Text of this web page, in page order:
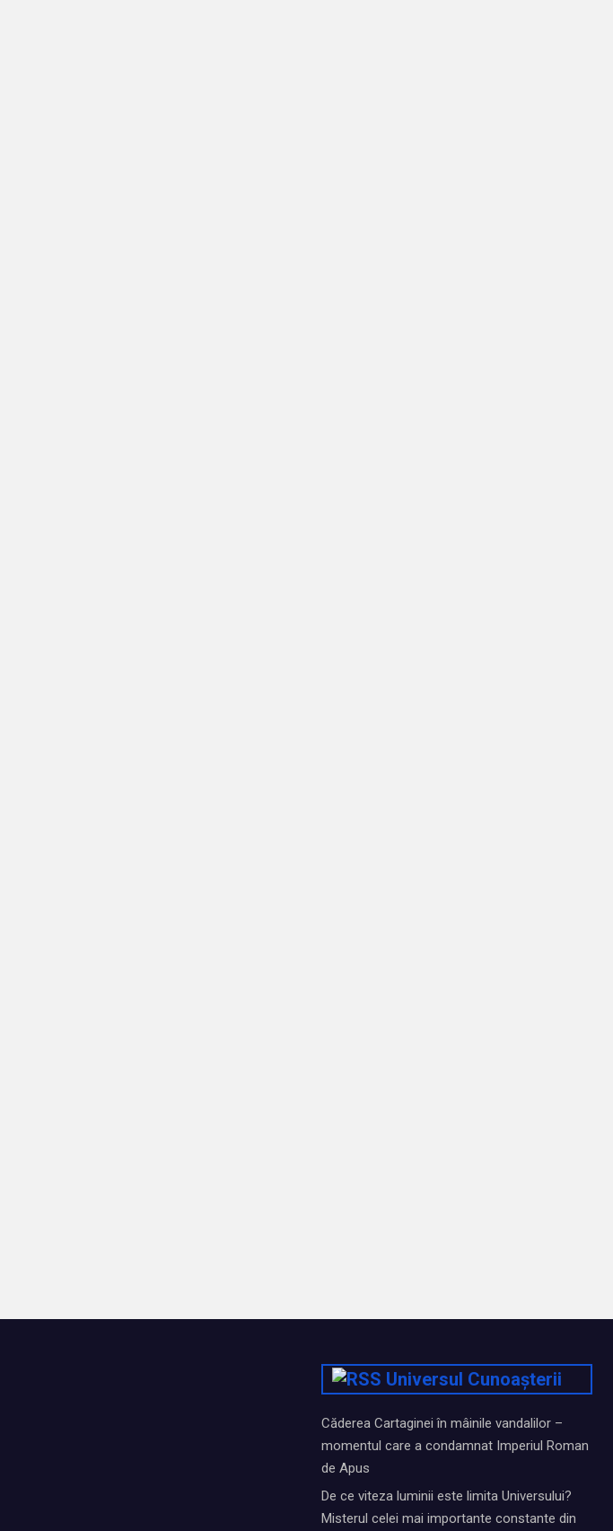
Universul Cunoașterii
Căderea Cartaginei în mâinile vandalilor –
momentul care a condamnat Imperiul Roman
de Apus
De ce viteza luminii este limita Universului?
Misterul celei mai importante constante din